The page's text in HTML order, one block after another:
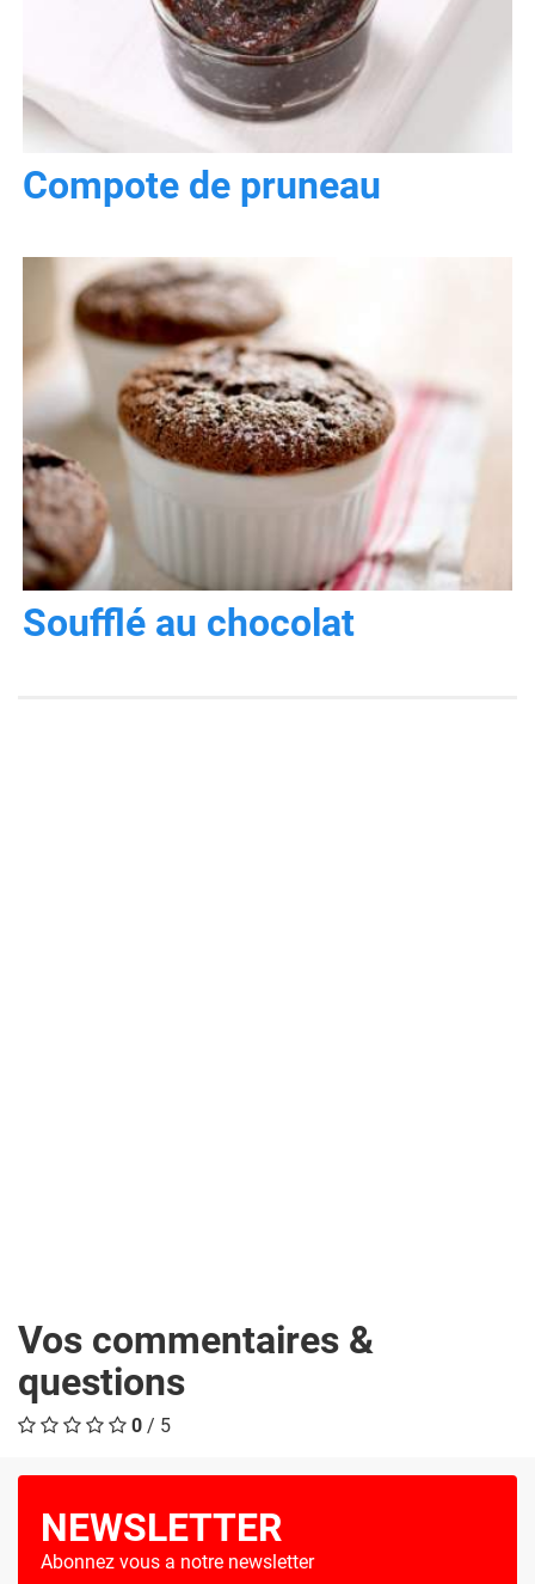
Compote de pruneau
Soufflé au chocolat
Vos commentaires &
questions
0 / 5
NEWSLETTER
Abonnez vous a notre newsletter